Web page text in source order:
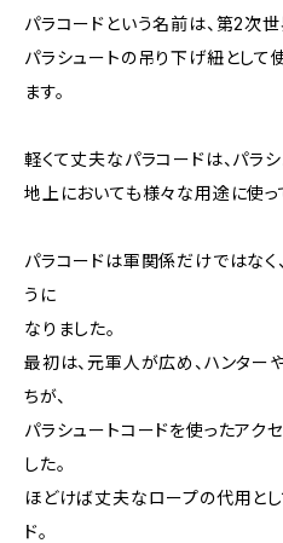
パラコードという名前は、第2次
パラシュートの吊り下げ紐として
ます。
軽くて丈夫なパラコードは、パラ
地上においても様々な用途に使っ
パラコードは軍関係だけではな
うに
なりました。
最初は、元軍人が広め、ハンター
ちが、
パラシュートコードを使ったアク
した。
ほどけば丈夫なロープの代用と
ド。